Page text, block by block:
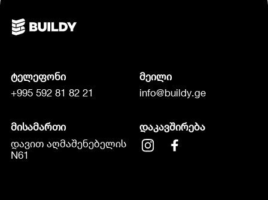
ტელეფონი
+995 592 81 82 21
მეილი
info@buildy.ge
მისამართი
დავით აღმაშენებელის
N61
დაკავშირება